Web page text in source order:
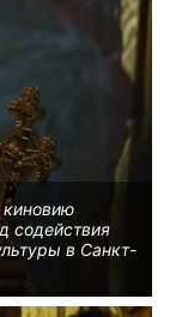
киновию
содействия
в Санкт-